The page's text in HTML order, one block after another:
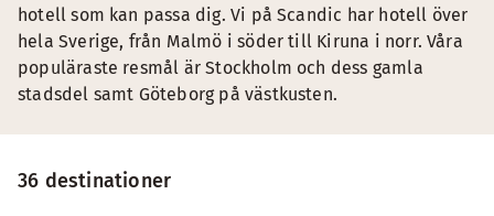
36 destinationer
hotell som kan passa dig. Vi på Scandic har hotell över
hela Sverige, från Malmö i söder till Kiruna i norr. Våra
populäraste resmål är Stockholm och dess gamla
stadsdel samt Göteborg på västkusten.